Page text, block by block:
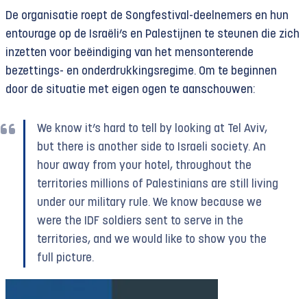
De organisatie roept de Songfestival-deelnemers en hun
entourage op de Israëli’s en Palestijnen te steunen die zich
inzetten voor beëindiging van het mensonterende
bezettings- en onderdrukkingsregime. Om te beginnen
door de situatie met eigen ogen te aanschouwen:
We know it’s hard to tell by looking at Tel Aviv,
but there is another side to Israeli society. An
hour away from your hotel, throughout the
territories millions of Palestinians are still living
under our military rule. We know because we
were the IDF soldiers sent to serve in the
territories, and we would like to show you the
full picture.